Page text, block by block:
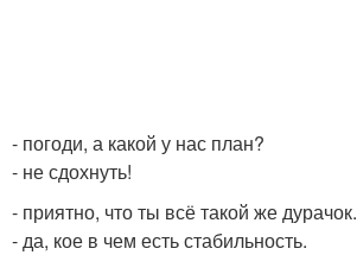
- погоди, а какой у нас план?
- не сдохнуть!
- приятно, что ты всё такой же дурачок.
- да, кое в чем есть стабильность.